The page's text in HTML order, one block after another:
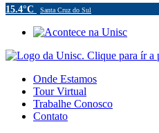
15.4°C Santa Cruz do Sul
Onde Estamos
Tour Virtual
Trabalhe Conosco
Contato